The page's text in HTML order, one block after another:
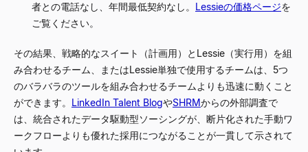
者との電話なし、年間最低契約なし。
Lessieの価格ページを
ご覧ください。
その結果、戦略的なスイート（計画用）とLessie（実行用）を組
み合わせるチーム、またはLessie単独で使用するチームは、5つ
のバラバラのツールを組み合わせるチームよりも迅速に動くこと
ができます。
LinkedIn Talent BlogやSHRMからの外部調査で
は、統合されたデータ駆動型ソーシングが、断片化された手動ワ
ークフローよりも優れた採用につながることが一貫して示されて